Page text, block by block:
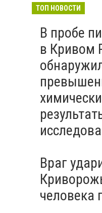
Ночью
ПВО
09:08
Вчера
память
09:00
Вчера
ТОП НОВОСТИ
В пробе
в Кривом
Враг
человека